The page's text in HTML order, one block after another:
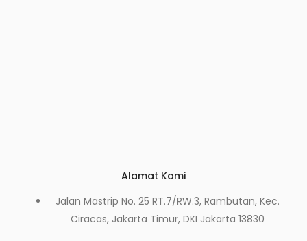
Alamat Kami
Jalan Mastrip No. 25 RT.7/RW.3, Rambutan, Kec.
Ciracas, Jakarta Timur, DKI Jakarta 13830